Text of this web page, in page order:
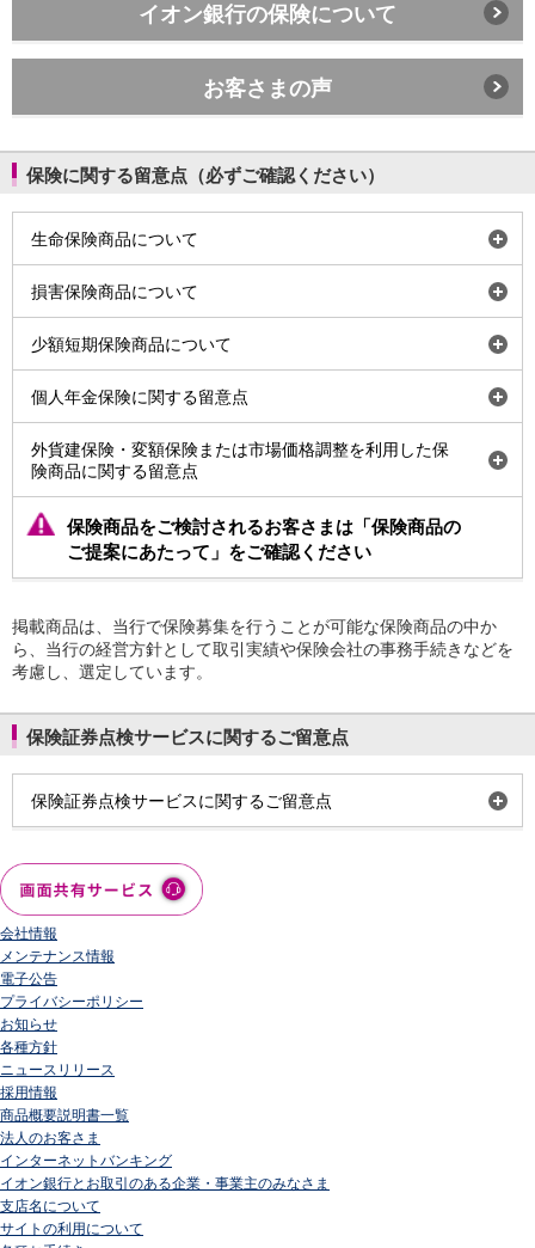
イオン銀行の保険について
お客さまの声
保険に関する留意点（必ずご確認ください）
生命保険商品について
損害保険商品について
少額短期保険商品について
個人年金保険に関する留意点
外貨建保険・変額保険または市場価格調整を利用した保
険商品に関する留意点
保険商品をご検討されるお客さまは「保険商品の
ご提案にあたって」をご確認ください
掲載商品は、当行で保険募集を行うことが可能な保険商品の中か
ら、当行の経営方針として取引実績や保険会社の事務手続きなどを
考慮し、選定しています。
保険証券点検サービスに関するご留意点
保険証券点検サービスに関するご留意点
会社情報
メンテナンス情報
電子公告
プライバシーポリシー
お知らせ
各種方針
ニュースリリース
採用情報
商品概要説明書一覧
法人のお客さま
インターネットバンキング
イオン銀行とお取引のある企業・事業主のみなさま
支店名について
サイトの利用について